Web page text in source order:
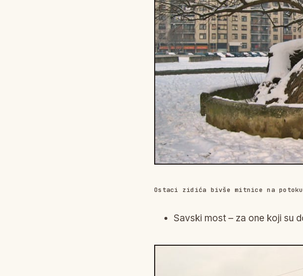
Ostaci zidića bivše mitnice na potoku
Savski most – za one koji su